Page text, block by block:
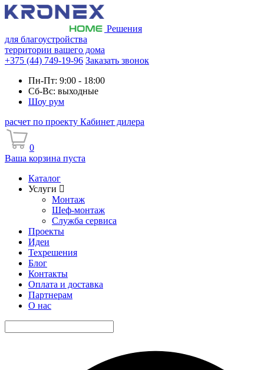
Решения
для благоустройства
территории вашего дома
+375 (44) 749-19-96 Заказать звонок
Пн-Пт: 9:00 - 18:00
Сб-Вс: выходные
Шоу рум
расчет по проекту Кабинет дилера
0
Ваша корзина пуста
Каталог
Услуги
Монтаж
Шеф-монтаж
Служба сервиса
Проекты
Идеи
Техрешения
Блог
Контакты
Оплата и доставка
Партнерам
О нас